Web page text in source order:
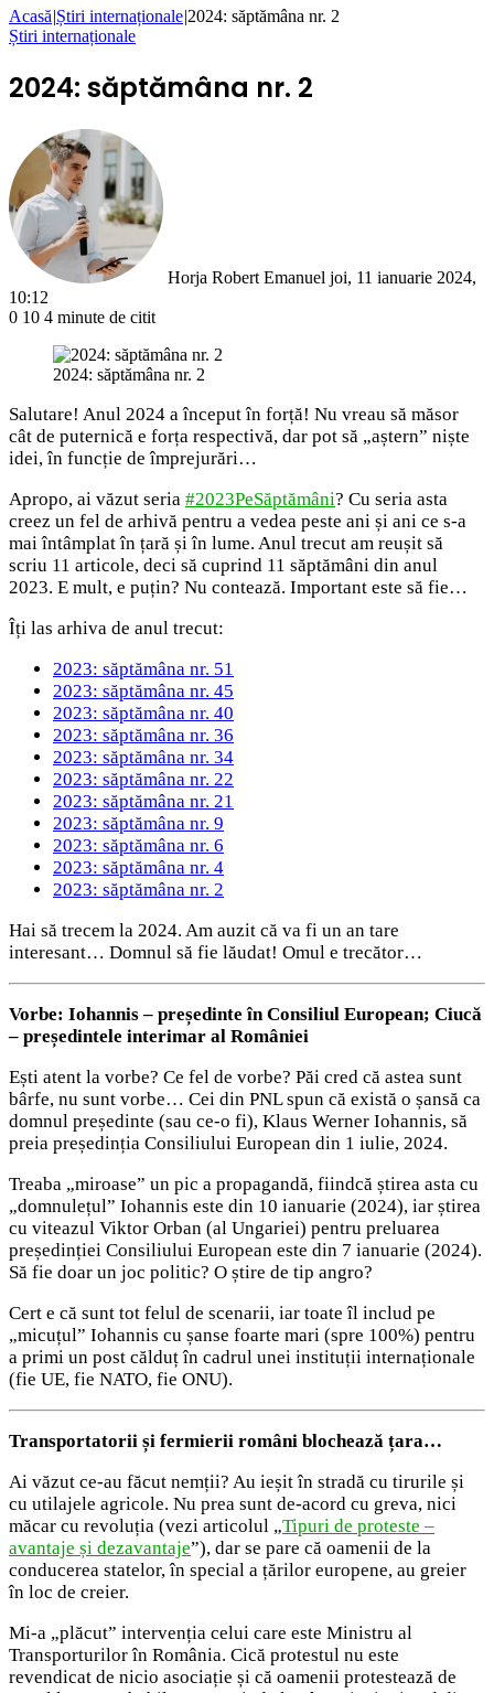
vei
Acasă|Știri internaționale|2024: săptămâna nr. 2
Știri internaționale
2024: săptămâna nr. 2
Horja Robert Emanuel joi, 11 ianuarie 2024,
10:12
0 10 4 minute de citit
2024: săptămâna nr. 2
Salutare! Anul 2024 a început în forță! Nu vreau să măsor
cât de puternică e forța respectivă, dar pot să „aștern” niște
idei, în funcție de împrejurări…
Apropo, ai văzut seria #2023PeSăptămâni? Cu seria asta
creez un fel de arhivă pentru a vedea peste ani și ani ce s-a
mai întâmplat în țară și în lume. Anul trecut am reușit să
scriu 11 articole, deci să cuprind 11 săptămâni din anul
2023. E mult, e puțin? Nu contează. Important este să fie…
Îți las arhiva de anul trecut:
2023: săptămâna nr. 51
2023: săptămâna nr. 45
2023: săptămâna nr. 40
2023: săptămâna nr. 36
2023: săptămâna nr. 34
2023: săptămâna nr. 22
2023: săptămâna nr. 21
2023: săptămâna nr. 9
2023: săptămâna nr. 6
2023: săptămâna nr. 4
2023: săptămâna nr. 2
Hai să trecem la 2024. Am auzit că va fi un an tare
interesant… Domnul să fie lăudat! Omul e trecător…
Vorbe: Iohannis – președinte în Consiliul European; Ciucă
– președintele interimar al României
Ești atent la vorbe? Ce fel de vorbe? Păi cred că astea sunt
bârfe, nu sunt vorbe… Cei din PNL spun că există o șansă ca
domnul președinte (sau ce-o fi), Klaus Werner Iohannis, să
preia președinția Consiliului European din 1 iulie, 2024.
Treaba „miroase” un pic a propagandă, fiindcă știrea asta cu
„domnulețul” Iohannis este din 10 ianuarie (2024), iar știrea
cu viteazul Viktor Orban (al Ungariei) pentru preluarea
președinției Consiliului European este din 7 ianuarie (2024).
Să fie doar un joc politic? O știre de tip angro?
Cert e că sunt tot felul de scenarii, iar toate îl includ pe
„micuțul” Iohannis cu șanse foarte mari (spre 100%) pentru
a primi un post călduț în cadrul unei instituții internaționale
(fie UE, fie NATO, fie ONU).
Transportatorii și fermierii români blochează țara…
Ai văzut ce-au făcut nemții? Au ieșit în stradă cu tirurile și
cu utilajele agricole. Nu prea sunt de-acord cu greva, nici
măcar cu revoluția (vezi articolul „Tipuri de proteste –
avantaje și dezavantaje”), dar se pare că oamenii de la
conducerea statelor, în special a țărilor europene, au greier
în loc de creier.
Mi-a „plăcut” intervenția celui care este Ministru al
Transporturilor în România. Cică protestul nu este
revendicat de nicio asociație și că oamenii protestează de